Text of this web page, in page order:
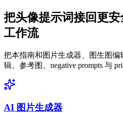
把头像提示词接回更安
工作流
把本指南和图片生成器、图生图
辑、参考图、negative prompts 与
AI 图片生成器